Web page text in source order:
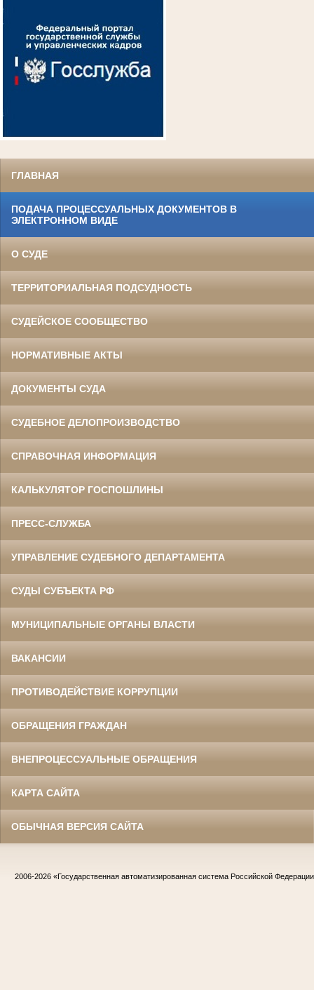
ГЛАВНАЯ
ПОДАЧА ПРОЦЕССУАЛЬНЫХ ДОКУМЕНТОВ В
ЭЛЕКТРОННОМ ВИДЕ
О СУДЕ
ТЕРРИТОРИАЛЬНАЯ ПОДСУДНОСТЬ
СУДЕЙСКОЕ СООБЩЕСТВО
НОРМАТИВНЫЕ АКТЫ
ДОКУМЕНТЫ СУДА
СУДЕБНОЕ ДЕЛОПРОИЗВОДСТВО
СПРАВОЧНАЯ ИНФОРМАЦИЯ
КАЛЬКУЛЯТОР ГОСПОШЛИНЫ
ПРЕСС-СЛУЖБА
УПРАВЛЕНИЕ СУДЕБНОГО ДЕПАРТАМЕНТА
СУДЫ СУБЪЕКТА РФ
МУНИЦИПАЛЬНЫЕ ОРГАНЫ ВЛАСТИ
ВАКАНСИИ
ПРОТИВОДЕЙСТВИЕ КОРРУПЦИИ
ОБРАЩЕНИЯ ГРАЖДАН
ВНЕПРОЦЕССУАЛЬНЫЕ ОБРАЩЕНИЯ
КАРТА САЙТА
ОБЫЧНАЯ ВЕРСИЯ САЙТА
2006-2026 «Государственная автоматизированная система Российской